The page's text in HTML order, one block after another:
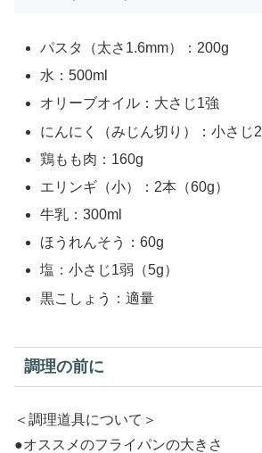
パスタ（太さ1.6mm）：200g
水：500ml
オリーブオイル：大さじ1強
にんにく（みじん切り）：小さじ2
鶏もも肉：160g
エリンギ（小）：2本（60g）
牛乳：300ml
ほうれんそう：60g
塩：小さじ1弱（5g）
黒こしょう：適量
調理の前に
＜調理道具について＞
●オススメのフライパンの大きさ